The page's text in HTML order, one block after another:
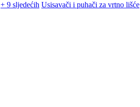
+ 9 sljedećih Usisavači i puhači za vrtno lišće